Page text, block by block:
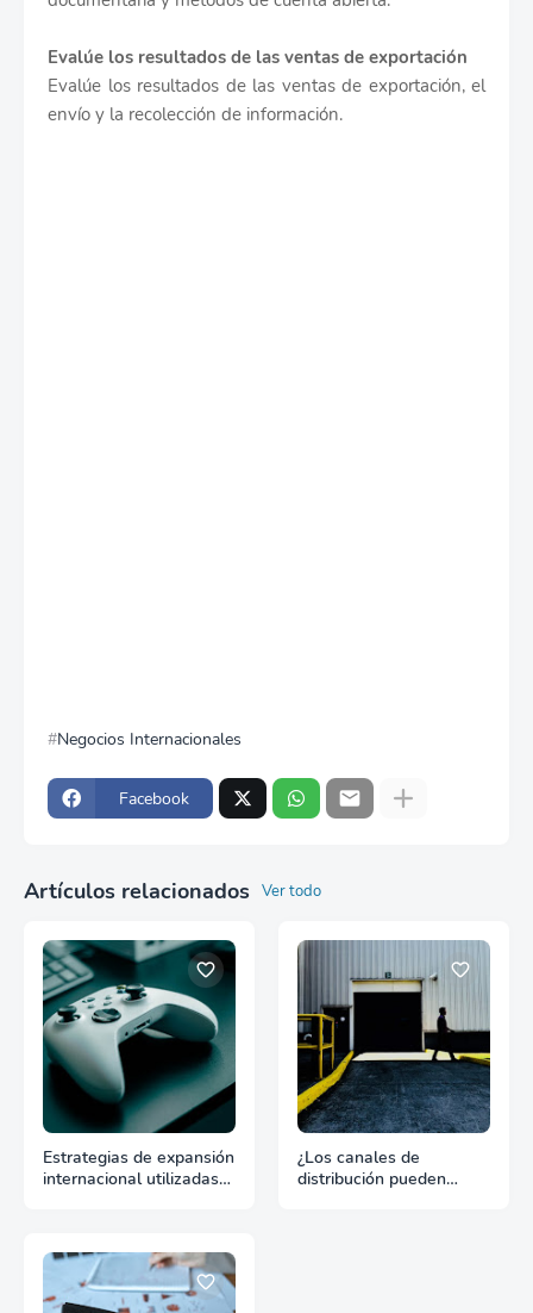
Evalúe los resultados de las ventas de exportación
Evalúe los resultados de las ventas de exportación, el
envío y la recolección de información.
Negocios Internacionales
Facebook
Artículos relacionados Ver todo
Estrategias de expansión
internacional utilizadas
¿Los canales de
distribución pueden